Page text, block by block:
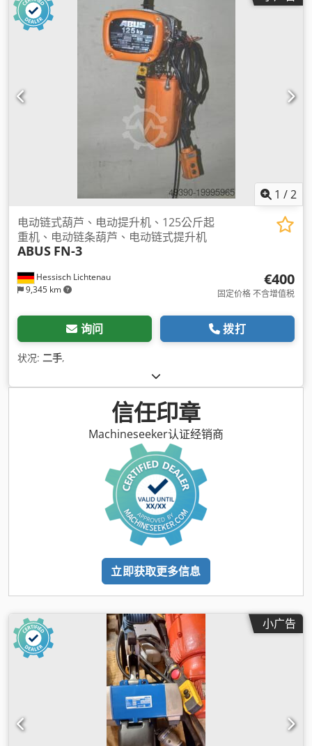
1 /2
Hessisch Lichtenau
9,345 km
电动链式葫芦、电动提升机、125公斤起
重机、电动链条葫芦、电动链式提升机
ABUS FN-3
€400
固定价格 不含增值税
询问 拨打
状况: 二手,
信任印章
Machineseeker认证经销商
立即获取更多信息
小广告